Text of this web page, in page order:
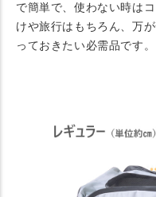
で簡単で、使わない時は
けや旅行はもちろん、万
っておきたい必需品です。